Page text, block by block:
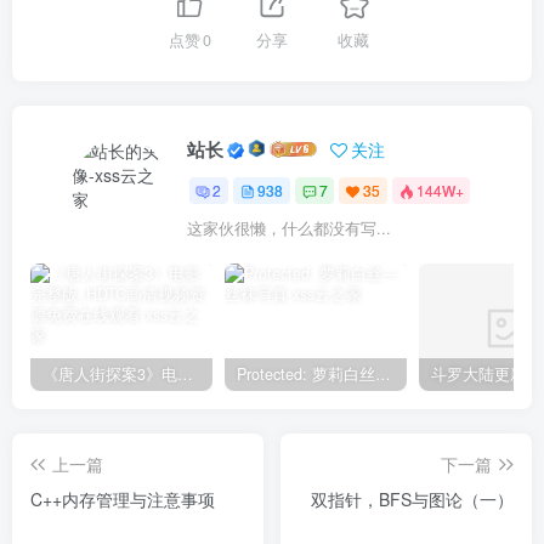
点赞0 分享 收藏
站长 关注
2 938 7 35 144W+
这家伙很懒，什么都没有写...
《唐人街探案3》电影完整版_HDTC高清视频资源免费在线观看 Protected: 萝莉白丝—丝袜写真
上一篇
C++内存管理与注意事项
下一篇
双指针，BFS与图论（一）